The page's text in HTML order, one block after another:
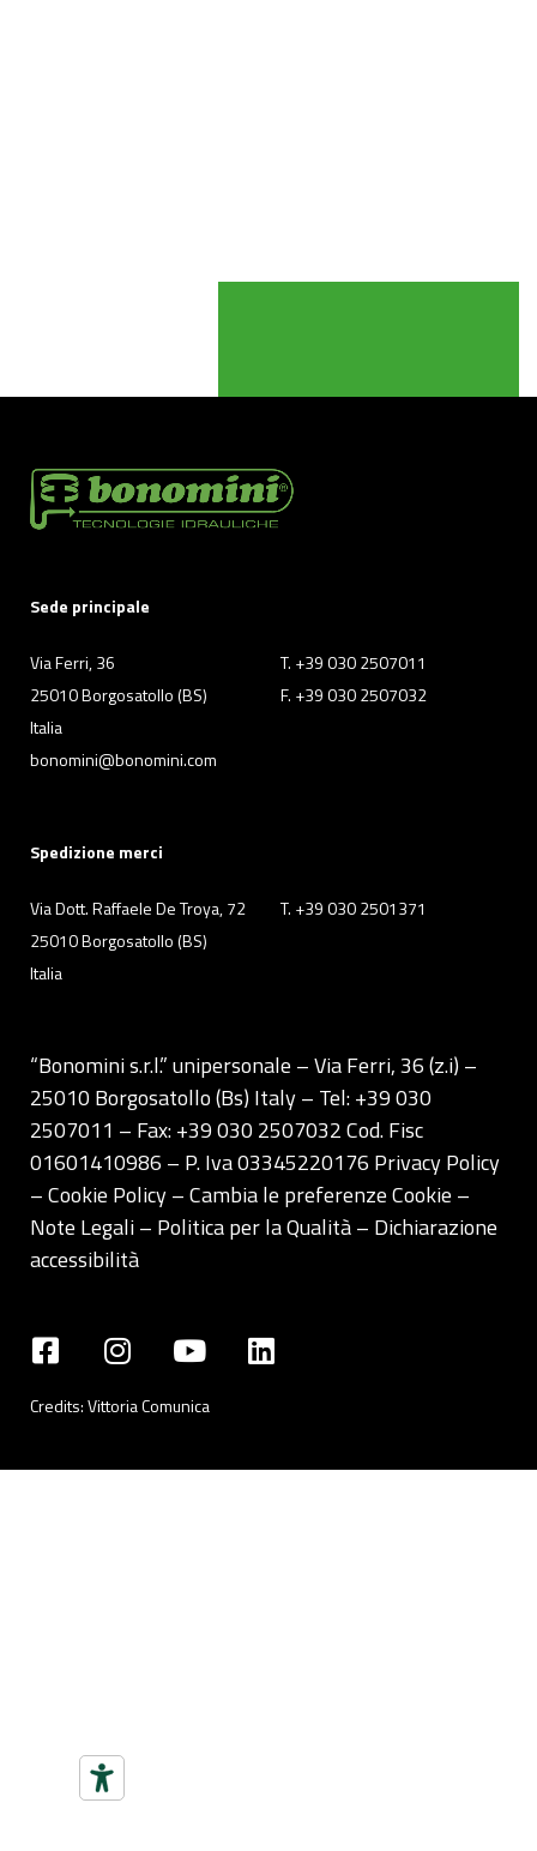
Sede principale
Via Ferri, 36
25010 Borgosatollo (BS)
Italia
T. +39 030 2507011
F. +39 030 2507032
bonomini@bonomini.com
Spedizione merci
Via Dott. Raffaele De Troya, 72
25010 Borgosatollo (BS)
Italia
T. +39 030 2501371
“Bonomini s.r.l.” unipersonale – Via Ferri, 36 (z.i) –
25010 Borgosatollo (Bs) Italy – Tel: +39 030
2507011 – Fax: +39 030 2507032 Cod. Fisc
01601410986 – P. Iva 03345220176 Privacy Policy
– Cookie Policy –Cambia le preferenze Cookie –
Note Legali– Politica per la Qualità– Dichiarazione
accessibilità
Credits:Vittoria Comunica